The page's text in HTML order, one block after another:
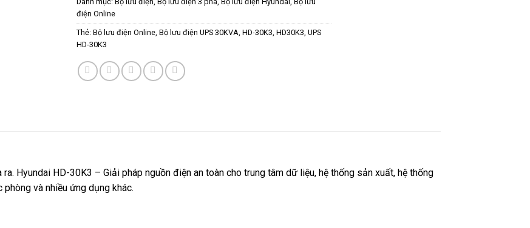
điện Online
Thẻ: Bộ lưu điện Online Bộ lưu điện UPS 30KVA HD-30K3 HD30K3 UPS
HD-30K3
Hyundai HD-30K3 – Giải pháp nguồn điện an toàn cho trung tâm dữ liệu, hệ thống sản xuất, hệ thống
và nhiều ứng dụng khác.